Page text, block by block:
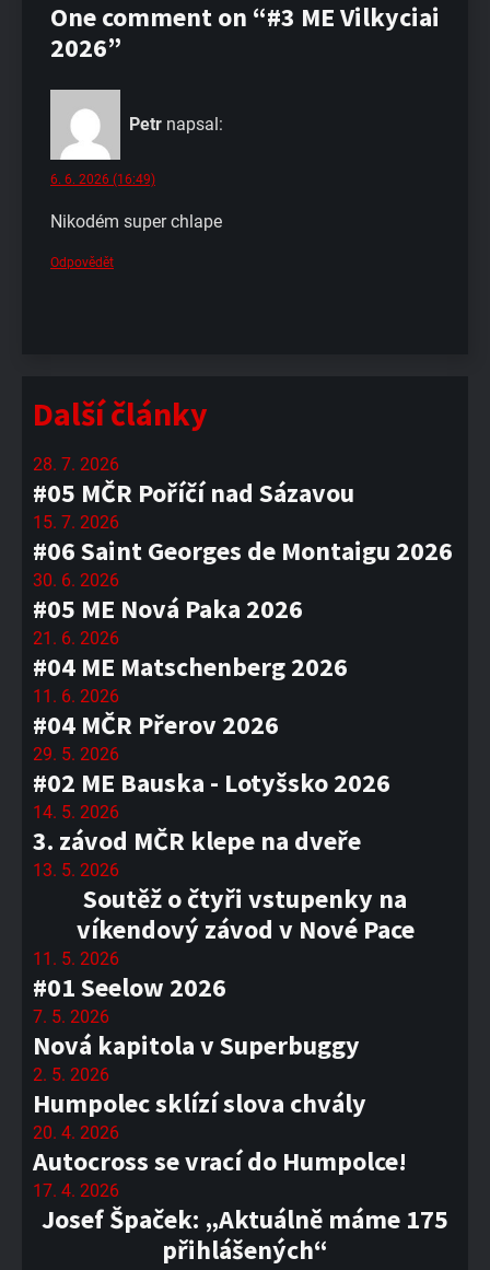
One comment on “#3 ME Vilkyciai
2026”
Petr napsal:
6. 6. 2026 (16:49)
Nikodém super chlape
Odpovědět
Další články
28. 7. 2026
#05 MČR Poříčí nad Sázavou
15. 7. 2026
#06 Saint Georges de Montaigu 2026
30. 6. 2026
#05 ME Nová Paka 2026
21. 6. 2026
#04 ME Matschenberg 2026
11. 6. 2026
#04 MČR Přerov 2026
29. 5. 2026
#02 ME Bauska - Lotyšsko 2026
14. 5. 2026
3. závod MČR klepe na dveře
13. 5. 2026
Soutěž o čtyři vstupenky na
víkendový závod v Nové Pace
11. 5. 2026
#01 Seelow 2026
7. 5. 2026
Nová kapitola v Superbuggy
2. 5. 2026
Humpolec sklízí slova chvály
20. 4. 2026
Autocross se vrací do Humpolce!
17. 4. 2026
Josef Špaček: „Aktuálně máme 175
přihlášených“